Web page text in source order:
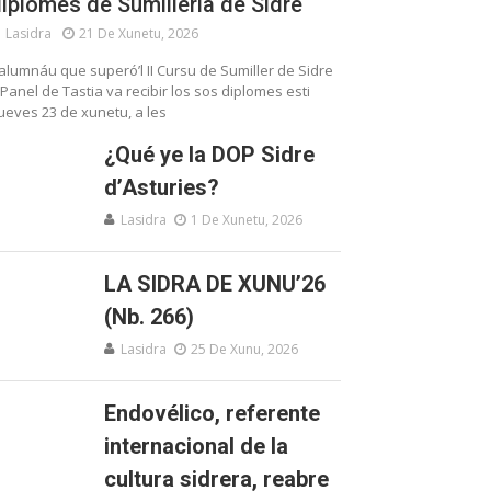
Lasidra 21 De Xunetu, 2026
que superó’l II Cursu de Sumiller de Sidre
de Tastia va recibir los sos diplomes esti
23 de xunetu, a les
¿Qué ye la DOP Sidre
d’Asturies?
Lasidra 1 De Xunetu, 2026
LA SIDRA DE XUNU’26
(Nb. 266)
Lasidra 25 De Xunu, 2026
Endovélico, referente
internacional de la
cultura sidrera, reabre